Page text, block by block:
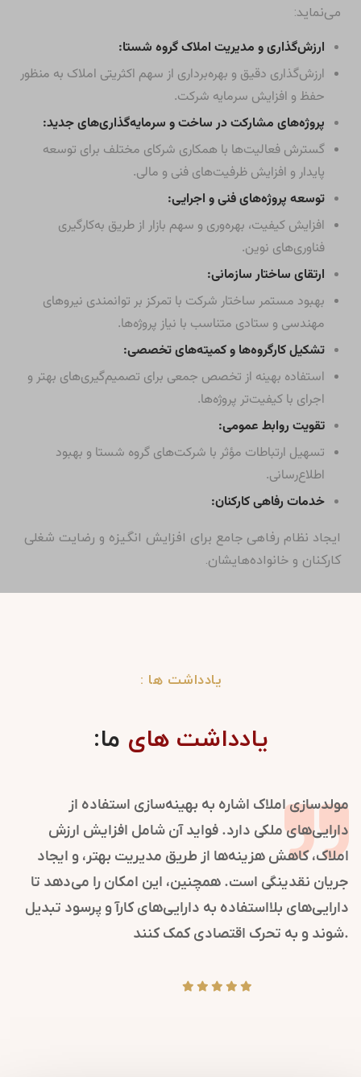
می‌نماید:
ارزش‌گذاری و مدیریت املاک گروه شستا:
ارزش‌گذاری دقیق و بهره‌برداری از سهم اکثریتی املاک به منظور
حفظ و افزایش سرمایه شرکت.
پروژه‌های مشارکت در ساخت و سرمایه‌گذاری‌های جدید:
گسترش فعالیت‌ها با همکاری شرکای مختلف برای توسعه
پایدار و افزایش ظرفیت‌های فنی و مالی.
توسعه پروژه‌های فنی و اجرایی:
افزایش کیفیت، بهره‌وری و سهم بازار از طریق به‌کارگیری
فناوری‌های نوین.
ارتقای ساختار سازمانی:
بهبود مستمر ساختار شرکت با تمرکز بر توانمندی نیروهای
مهندسی و ستادی متناسب با نیاز پروژه‌ها.
تشکیل کارگروه‌ها و کمیته‌های تخصصی:
استفاده بهینه از تخصص جمعی برای تصمیم‌گیری‌های بهتر و
اجرای با کیفیت‌تر پروژه‌ها.
تقویت روابط عمومی:
تسهیل ارتباطات مؤثر با شرکت‌های گروه شستا و بهبود
اطلاع‌رسانی.
خدمات رفاهی کارکنان:
ایجاد نظام رفاهی جامع برای افزایش انگیزه و رضایت شغلی
کارکنان و خانواده‌هایشان.
یادداشت ها :
یادداشت های ما:
مولدسازی املاک اشاره به بهینه‌سازی استفاده از
دارایی‌های ملکی دارد. فواید آن شامل افزایش ارزش
املاک، کاهش هزینه‌ها از طریق مدیریت بهتر، و ایجاد
جریان نقدینگی است. همچنین، این امکان را می‌دهد تا
دارایی‌های بلااستفاده به دارایی‌های کارآ و پرسود تبدیل
شوند و به تحرک اقتصادی کمک کنند.